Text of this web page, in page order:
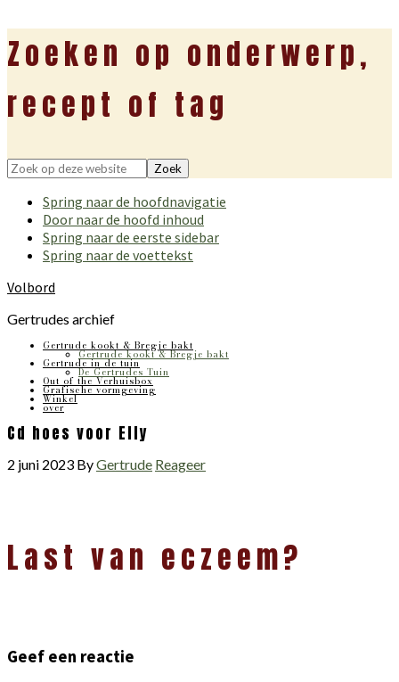
Zoeken op onderwerp,
recept of tag
Zoek
deze
website
Spring naar de hoofdnavigatie
Door naar de hoofd inhoud
Spring naar de eerste sidebar
Spring naar de voettekst
Volbord
Gertrudes archief
Gertrude kookt & Bregje bakt
Gertrude kookt & Bregje bakt
Gertrude in de tuin
De Gertrudes Tuin
Out of the Verhuisbox
Grafische vormgeving
Winkel
over
Cd hoes voor Elly
2 juni 2023 ByGertrude Reageer
Interacties
Last van eczeem?
Geef een reactie